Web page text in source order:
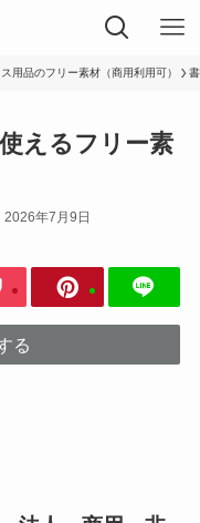
用品のフリー素材（商用利用可）
えるフリー素
2026年7月9日
る